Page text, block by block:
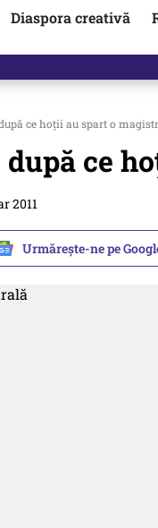
Diaspora creativă
după ce Green Deal-ul a
ce hoții au spart o
ce
2011
Urmărește-ne pe